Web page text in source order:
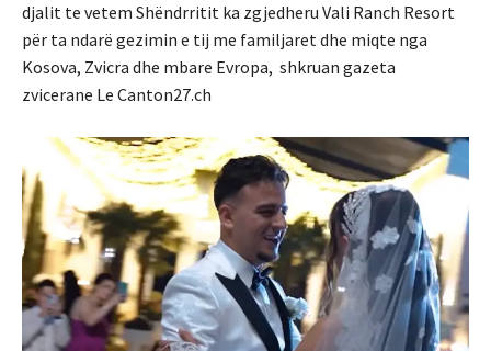
djalit te vetem Shëndrritit ka zgjedheru Vali Ranch Resort
për ta ndarë gezimin e tij me familjaret dhe miqte nga
Kosova, Zvicra dhe mbare Evropa, shkruan gazeta
zvicerane Le Canton27.ch